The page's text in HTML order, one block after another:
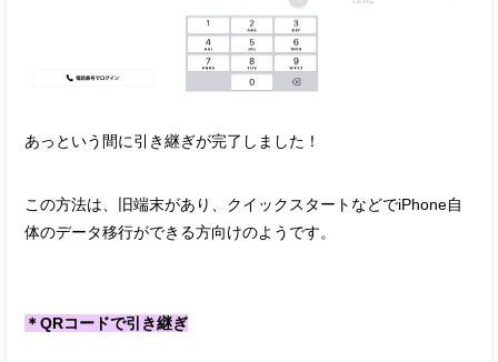
あっという間に引き継ぎが完了しました！
この方法は、旧端末があり、クイックスタートなどでiPhone自
体のデータ移行ができる方向けのようです。
＊QRコードで引き継ぎ